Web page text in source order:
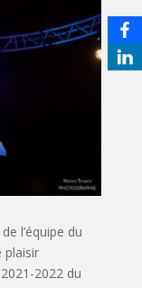
l’équipe du
plaisir
2022 du